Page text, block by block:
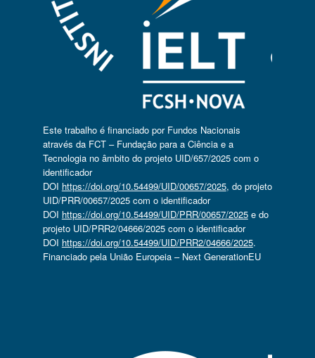
Este trabalho é financiado por Fundos Nacionais
através da FCT – Fundação para a Ciência e a
Tecnologia no âmbito do projeto UID/657/2025 com o
identificador
DOI https://doi.org/10.54499/UID/00657/2025, do projeto
UID/PRR/00657/2025 com o identificador
DOI https://doi.org/10.54499/UID/PRR/00657/2025e do
projeto UID/PRR2/04666/2025 com o identificador
DOI https://doi.org/10.54499/UID/PRR2/04666/2025.
Financiado pela União Europeia – Next GenerationEU